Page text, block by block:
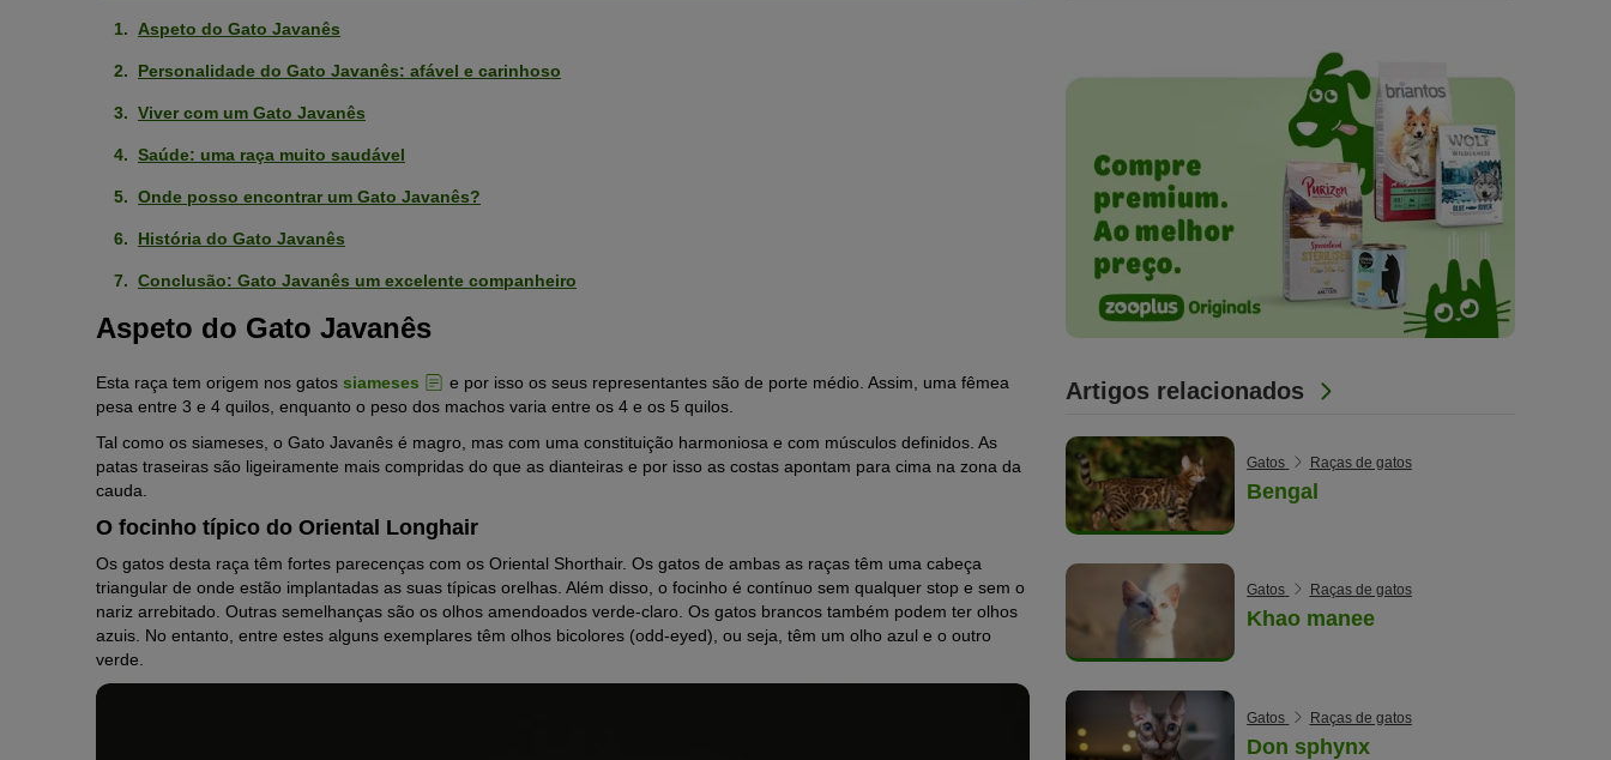
Aspeto do Gato Javanês
Personalidade do Gato Javanês: afável e carinhoso
Viver com um Gato Javanês
Saúde: uma raça muito saudável
Onde posso encontrar um Gato Javanês?
História do Gato Javanês
Conclusão: Gato Javanês um excelente companheiro
Aspeto do Gato Javanês
Esta raça tem origem nos gatos siameses
e por isso os seus representantes são de porte médio. Assim, uma fêmea
pesa entre 3 e 4 quilos, enquanto o peso dos machos varia entre os 4 e os 5 quilos.
Tal como os siameses, o Gato Javanês é magro, mas com uma constituição harmoniosa e com músculos definidos. As
patas traseiras são ligeiramente mais compridas do que as dianteiras e por isso as costas apontam para cima na zona da
cauda.
O focinho típico do Oriental Longhair
Os gatos desta raça têm fortes parecenças com os Oriental Shorthair. Os gatos de ambas as raças têm uma cabeça
triangular de onde estão implantadas as suas típicas orelhas. Além disso, o focinho é contínuo sem qualquer stop e sem o
nariz arrebitado. Outras semelhanças são os olhos amendoados verde-claro. Os gatos brancos também podem ter olhos
azuis. No entanto, entre estes alguns exemplares têm olhos bicolores (odd-eyed), ou seja, têm um olho azul e o outro
verde.
Artigos relacionados
Gatos Raças de gatos
Bengal
Gatos Raças de gatos
Khao manee
Gatos Raças de gatos
Don sphynx